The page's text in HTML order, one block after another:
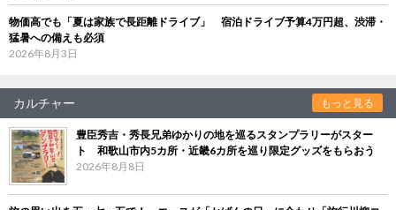
物価高でも「夏は家族で長距離ドライブ」 宿泊ドライブ予算4万円超、渋滞・
猛暑への備えも必須
2026年8月3日
カルチャー もっと見る
豊臣秀吉・秀長兄弟ゆかりの地を巡るスタンプラリーがスター
ト 和歌山市内5カ所・近畿6カ所を巡り限定グッズをもらおう
2026年8月8日